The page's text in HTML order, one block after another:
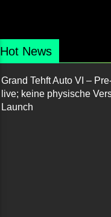
Hot News
Grand Tehft Auto VI –
live; keine physische
Launch